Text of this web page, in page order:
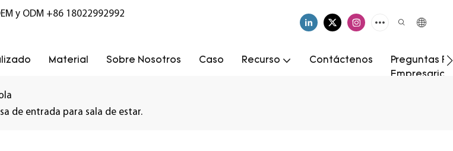
y ODM +86 18022992992
Material Sobre Nosotros Caso Recurso Contáctenos
Preguntas
de entrada para sala de estar.